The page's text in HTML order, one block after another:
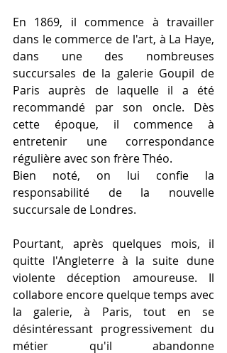
En 1869, il commence à travailler
dans le commerce de l'art, à La Haye,
dans une des nombreuses
succursales de la galerie Goupil de
Paris auprès de laquelle il a été
recommandé par son oncle. Dès
cette époque, il commence à
entretenir une correspondance
régulière avec son frère Théo.
Bien noté, on lui confie la
responsabilité de la nouvelle
succursale de Londres.
Pourtant, après quelques mois, il
quitte l'Angleterre à la suite dune
violente déception amoureuse. Il
collabore encore quelque temps avec
la galerie, à Paris, tout en se
désintéressant progressivement du
métier qu'il abandonne